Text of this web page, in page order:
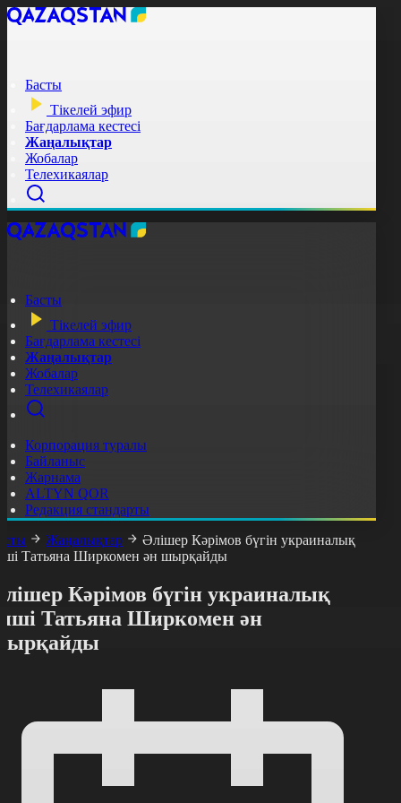
Басты
Тікелей эфир
Бағдарлама кестесі
Жаңалықтар
Жобалар
Телехикаялар
Басты
Тікелей эфир
Бағдарлама кестесі
Жаңалықтар
Жобалар
Телехикаялар
Корпорация туралы
Байланыс
Жарнама
ALTYN QOR
Редакция стандарты
Жаңалықтар
Әлішер Кәрімов бүгін украиналық
Татьяна Ширкомен ән шырқайды
Кәрімов бүгін украиналық
Татьяна Ширкомен ән